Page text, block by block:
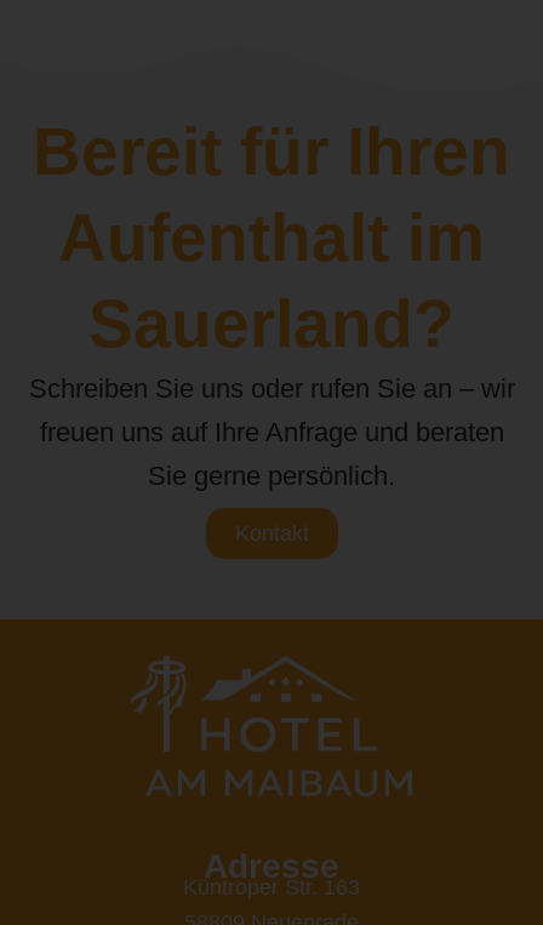
Bereit für Ihren
Aufenthalt im
Sauerland?
Schreiben Sie uns oder rufen Sie an – wir
freuen uns auf Ihre Anfrage und beraten
Sie gerne persönlich.
Kontakt
Adresse
Küntroper Str. 163